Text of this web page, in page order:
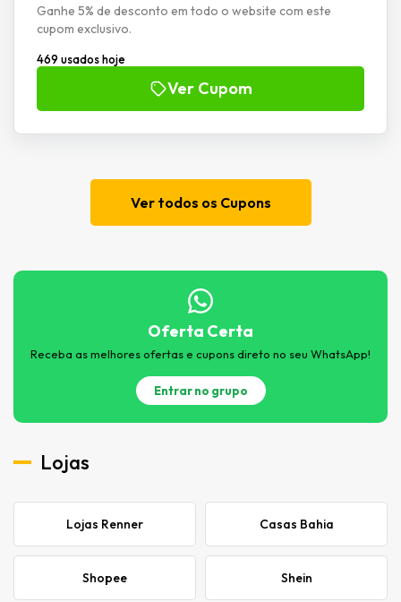
Ganhe 5% de desconto em todo o website com este
cupom exclusivo.
469 usados hoje
Ver Cupom
Ver todos os Cupons
Oferta Certa
Receba as melhores ofertas e cupons direto no seu WhatsApp!
Entrar no grupo
Lojas
Lojas Renner Casas Bahia
Shopee Shein